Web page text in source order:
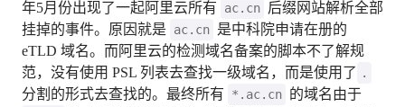
年5月份出现了一起阿里云所有
ac.cn 后缀网站解析全部
挂掉的事件。原因就是
ac.cn 是中科院申请在册的
eTLD 域名。而阿里云的检测域名备案的脚本不了解规
范，没有使用 PSL 列表去查找一级域名，而是使用了 .
分割的形式去查找的。最终所有 *.ac.cn 的域名由于